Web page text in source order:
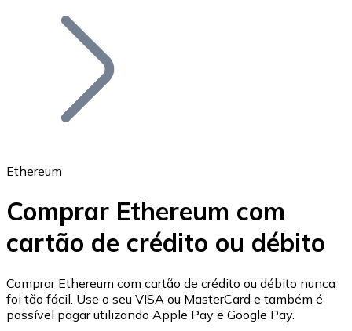
Bitcoin
Ethereum
ETH
Ethereum
Comprar Ethereum com
cartão de crédito ou débito
Comprar Ethereum com cartão de crédito ou débito nunca
foi tão fácil. Use o seu VISA ou MasterCard e também é
possível pagar utilizando Apple Pay e Google Pay.